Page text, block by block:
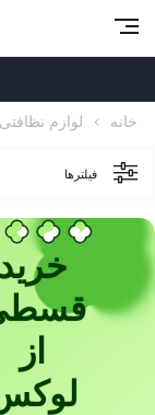
خانه لوازم نظافتی
فیلترها
خرید
از